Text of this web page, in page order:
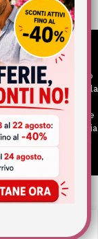
scopo
né l’obiettivo di
operatori sanitari o
contattati per la
eventuale corretto
alimentare. Se
farmaci in terapia
assumere qualsiasi